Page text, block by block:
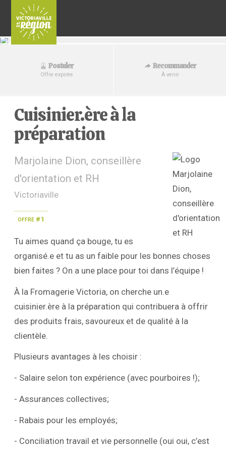
Postuler
Offre expirée
Recommander
À venir
Cuisinier.ère à la
préparation
Marjolaine Dion, conseillère
d'orientation et RH
Victoriaville
offre #1
Tu aimes quand ça bouge, tu es
organisé.e et tu as un faible pour les bonnes choses
bien faites ? On a une place pour toi dans l’équipe !
À la Fromagerie Victoria, on cherche un.e
cuisinier.ère à la préparation qui contribuera à offrir
des produits frais, savoureux et de qualité à la
clientèle.
Plusieurs avantages à les choisir :
- Salaire selon ton expérience (avec pourboires !);
- Assurances collectives;
- Rabais pour les employés;
- Conciliation travail et vie personnelle (oui oui, c’est